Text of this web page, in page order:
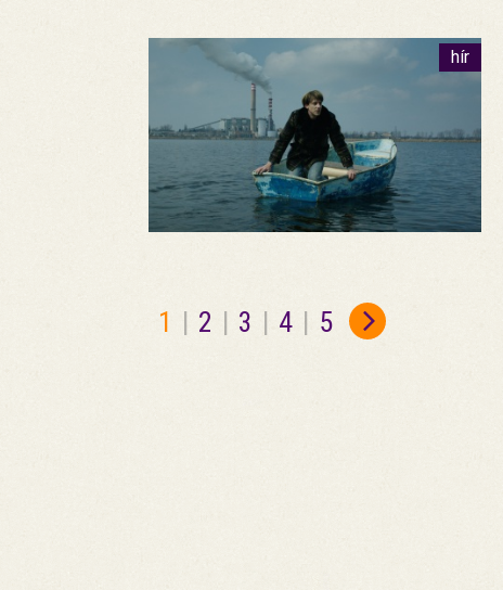
hír
1 | 2 | 3 | 4 | 5